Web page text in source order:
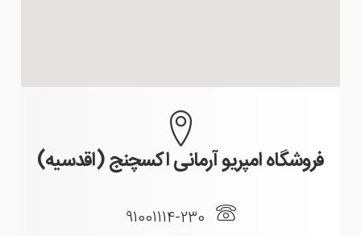
فروشگاه امپریو آرمانی اکسچنج (اقدسیه)
91001114-230